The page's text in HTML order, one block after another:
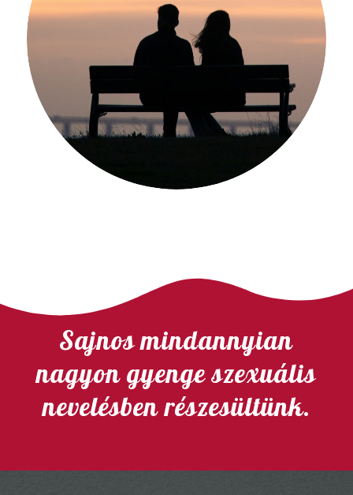
Sajnos mindannyian
nagyon gyenge szexuális
nevelésben részesültünk.